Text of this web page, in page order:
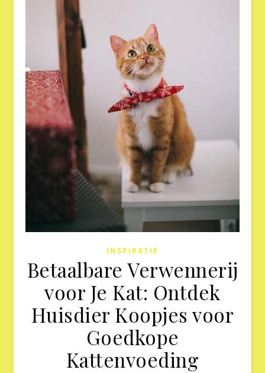
INSPIRATIE
Betaalbare Verwennerij
voor Je Kat: Ontdek
Huisdier Koopjes voor
Goedkope
Kattenvoeding